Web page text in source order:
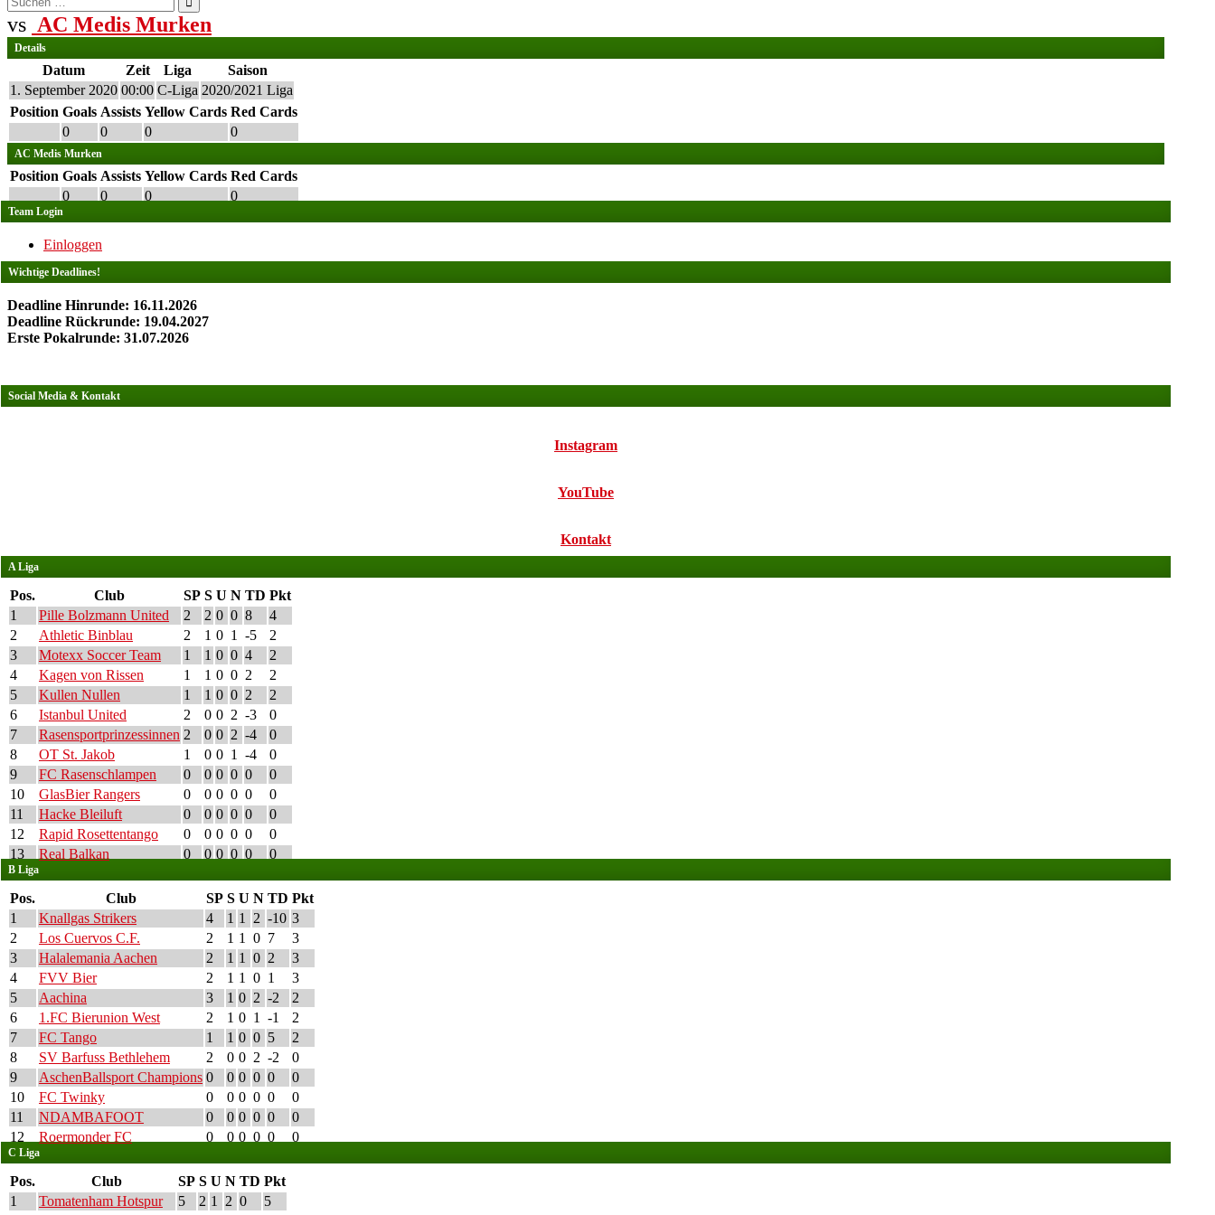
nach:
vs AC Medis Murken
Details
Datum Zeit Liga
Saison
1. September 2020 00:00 C-Liga 2020/2021 Liga
Position Goals Assists Yellow Cards Red Cards
0
0 0 0
AC Medis Murken
Position Goals Assists Yellow Cards Red Cards
0
0 0 0
Team Login
Einloggen
Wichtige Deadlines!
Deadline Hinrunde: 16.11.2026
Deadline Rückrunde: 19.04.2027
Erste Pokalrunde: 31.07.2026
Social Media & Kontakt
Instagram
YouTube
Kontakt
A Liga
Pos. Club SP S U N TD Pkt
1
Pille Bolzmann United 2 2 0 0 8
4
2
Athletic Binblau 2 1 0 1 -5
2
3
Motexx Soccer Team 1 1 0 0 4
2
4
Kagen von Rissen 1 1 0 0 2
2
5
Kullen Nullen 1 1 0 0 2
2
6
Istanbul United 2 0 0 2 -3
0
7
Rasensportprinzessinnen 2 0 0 2 -4
0
8
OT St. Jakob 1 0 0 1 -4
0
9
FC Rasenschlampen 0 0 0 0 0
0
10
GlasBier Rangers 0 0 0 0 0
0
11
Hacke Bleiluft 0 0 0 0 0
0
12
Rapid Rosettentango 0 0 0 0 0
0
13
Real Balkan 0 0 0 0 0 0
B Liga
Pos. Club SP S U N TD Pkt
1
Knallgas Strikers 4 1 1 2 -10 3
2
Los Cuervos C.F. 2 1 1 0 7
3
3
Halalemania Aachen 2 1 1 0 2
3
4
FVV Bier 2 1 1 0 1
3
5
Aachina 3 1 0 2 -2
2
6
1.FC Bierunion West 2 1 0 1 -1
2
7
FC Tango 1 1 0 0 5
2
8
SV Barfuss Bethlehem 2 0 0 2 -2
0
9
AschenBallsport Champions 0 0 0 0 0
0
10
FC Twinky 0 0 0 0 0
0
11
NDAMBAFOOT 0 0 0 0 0
0
12
Roermonder FC 0 0 0 0 0 0
C Liga
Pos. Club SP S U N TD Pkt
1
Tomatenham Hotspur 5 2 1 2 0
5